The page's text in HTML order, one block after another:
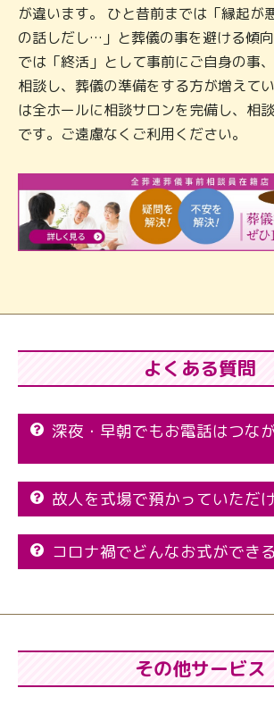
が違います。 ひと昔前までは「縁起
の話しだし…」と葬儀の事を避ける傾
では「終活」として事前にご自身の事
相談し、葬儀の準備をする方が増えて
は全ホールに相談サロンを完備し、相
です。ご遠慮なくご利用ください。
よくある質問
深夜・早朝でもお電話はつな
故人を式場で預かっていただ
コロナ禍でどんなお式ができ
その他サービス